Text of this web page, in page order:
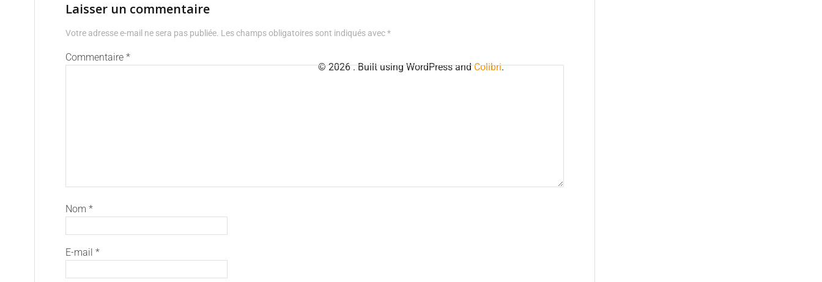
Laisser un commentaire
Votre adresse e-mail ne sera pas publiée. Les champs obligatoires sont indiqués avec*
Commentaire *
Nom *
E-mail *
© 2026 . Built using WordPress andColibri.